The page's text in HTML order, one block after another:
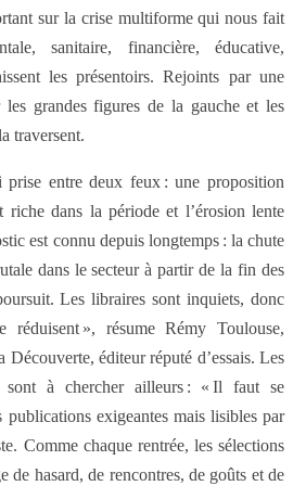
sur la crise multiforme qui nous fait
sanitaire, financière, éducative,
les présentoirs. Rejoints par une
grandes figures de la gauche et les
traversent.
prise entre deux feux : une proposition
riche dans la période et l’érosion lente
est connu depuis longtemps : la chute
dans le secteur à partir de la fin des
Les libraires sont inquiets, donc
réduisent », résume Rémy Toulouse,
éditeur réputé d’essais. Les
sont à chercher ailleurs : « Il faut se
publications exigeantes mais lisibles par
Comme chaque rentrée, les sélections
de hasard, de rencontres, de goûts et de